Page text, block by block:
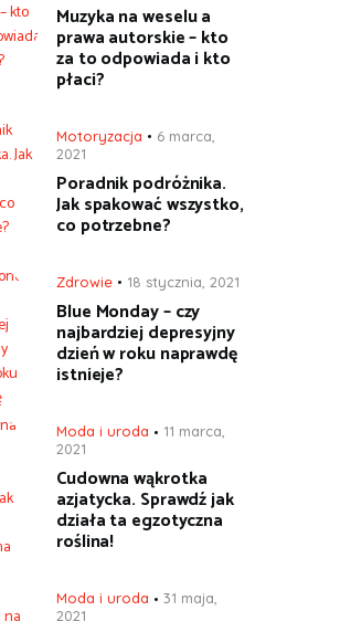
Muzyka na weselu a
prawa autorskie – kto
za to odpowiada i kto
płaci?
Motoryzacja
6 marca,
2021
Poradnik podróżnika.
Jak spakować wszystko,
co potrzebne?
Zdrowie 18 stycznia, 2021
Blue Monday – czy
najbardziej depresyjny
dzień w roku naprawdę
istnieje?
Moda i uroda
11 marca,
2021
Cudowna wąkrotka
azjatycka. Sprawdź jak
działa ta egzotyczna
roślina!
Moda i uroda
31 maja,
2021